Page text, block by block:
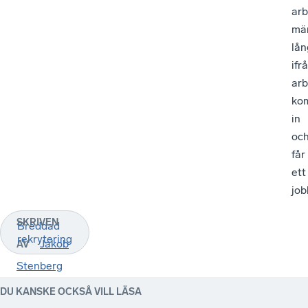
in
får
ett
Breddad
rekrytering
SKRIVEN
AV
Jakob
Stenberg
DU KANSKE OCKSÅ VILL LÄSA